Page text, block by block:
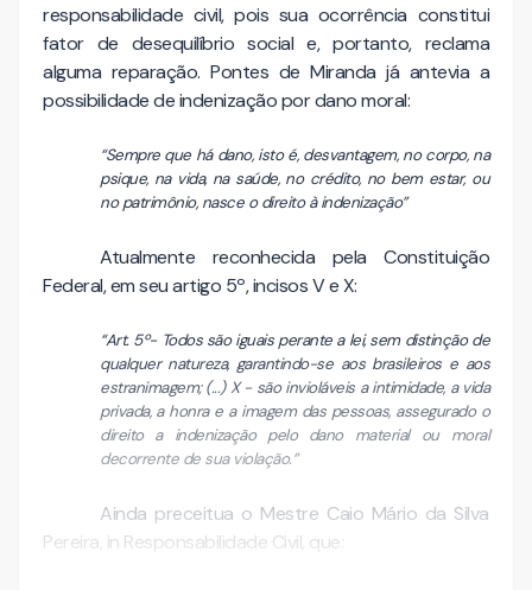
responsabilidade civil, pois sua ocorrência constitui
fator de desequilíbrio social e, portanto, reclama
alguma reparação. Pontes de Miranda já antevia a
possibilidade de indenização por dano moral:
“Sempre que há dano, isto é, desvantagem, no corpo, na
psique, na vida, na saúde, no crédito, no bem estar, ou
no patrimônio, nasce o direito à indenização”
Atualmente reconhecida pela Constituição
Federal, em seu artigo 5º, incisos V e X:
“Art. 5º- Todos são iguais perante a lei, sem distinção de
qualquer natureza, garantindo-se aos brasileiros e aos
estranimagem; (...) X - são invioláveis a intimidade, a vida
privada, a honra e a imagem das pessoas, assegurado o
direito a indenização pelo dano material ou moral
decorrente de sua violação.”
Ainda preceitua o Mestre Caio Mário da Silva
Pereira, in Responsabilidade Civil, que: